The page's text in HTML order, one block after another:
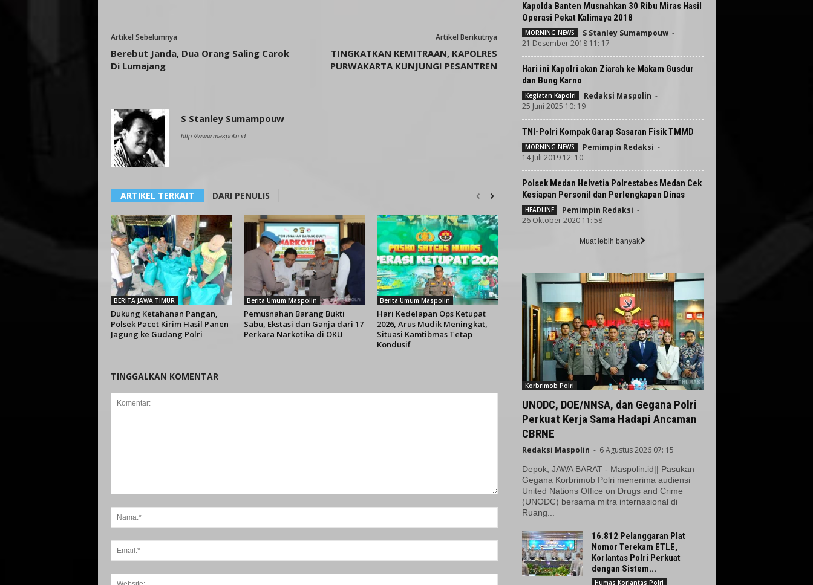
Artikel Sebelumnya
Berebut Janda, Dua Orang Saling Carok
Di Lumajang
Artikel Berikutnya
TINGKATKAN KEMITRAAN, KAPOLRES
PURWAKARTA KUNJUNGI PESANTREN
S Stanley Sumampouw
http://www.maspolin.id
ARTIKEL TERKAIT DARI PENULIS
BERITA JAWA TIMUR
Dukung Ketahanan Pangan,
Polsek Pacet Kirim Hasil Panen
Jagung ke Gudang Polri
Berita Umum Maspolin
Pemusnahan Barang Bukti
Sabu, Ekstasi dan Ganja dari 17
Perkara Narkotika di OKU
Berita Umum Maspolin
Hari Kedelapan Ops Ketupat
2026, Arus Mudik Meningkat,
Situasi Kamtibmas Tetap
Kondusif
TINGGALKAN KOMENTAR
Kapolda Banten Musnahkan 30 Ribu Miras Hasil
Operasi Pekat Kalimaya 2018
MORNING NEWS S Stanley Sumampouw -
21 Desember 2018 11: 17
Hari ini Kapolri akan Ziarah ke Makam Gusdur
dan Bung Karno
Kegiatan Kapolri Redaksi Maspolin -
25 Juni 2025 10: 19
TNI-Polri Kompak Garap Sasaran Fisik TMMD
MORNING NEWS Pemimpin Redaksi -
14 Juli 2019 12: 10
Polsek Medan Helvetia Polrestabes Medan Cek
Kesiapan Personil dan Perlengkapan Dinas
HEADLINE Pemimpin Redaksi -
26 Oktober 2020 11: 58
Muat lebih banyak
Korbrimob Polri
UNODC, DOE/NNSA, dan Gegana Polri
Perkuat Kerja Sama Hadapi Ancaman
CBRNE
Redaksi Maspolin - 6 Agustus 2026 07: 15
Depok, JAWA BARAT - Maspolin.id|| Pasukan
Gegana Korbrimob Polri menerima audiensi
United Nations Office on Drugs and Crime
(UNODC) bersama mitra internasional di
Ruang...
16.812 Pelanggaran Plat
Nomor Terekam ETLE,
Korlantas Polri Perkuat
dengan Sistem...
Humas Korlantas Polri